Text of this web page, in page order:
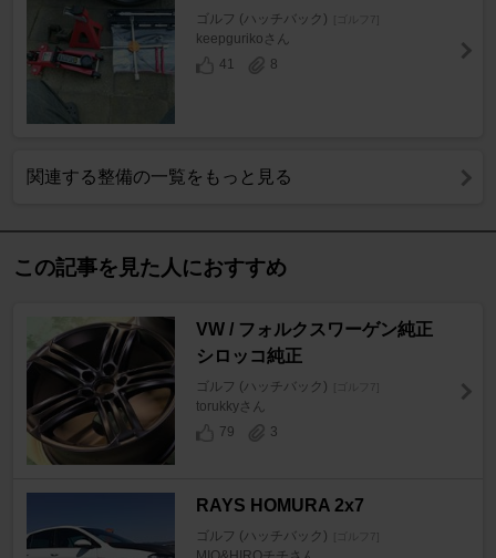
ゴルフ (ハッチバック) [ゴルフ7]
keepgurikoさん
41
8
関連する整備の一覧をもっと見る
この記事を見た人におすすめ
VW / フォルクスワーゲン純正
シロッコ純正
ゴルフ (ハッチバック) [ゴルフ7]
torukkyさん
79
3
RAYS HOMURA 2x7
ゴルフ (ハッチバック) [ゴルフ7]